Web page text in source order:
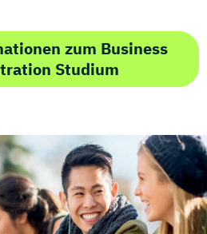
zum Business
Studium